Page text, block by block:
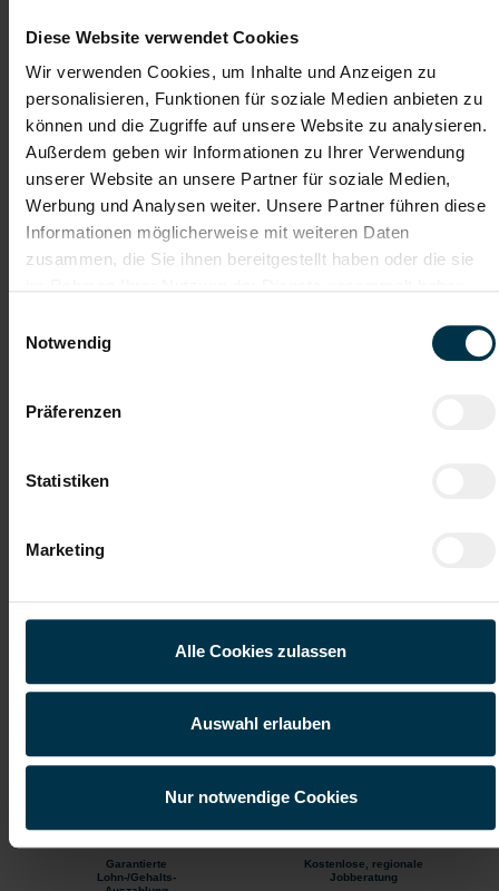
Diese Website verwendet Cookies
Wir verwenden Cookies, um Inhalte und Anzeigen zu
personalisieren, Funktionen für soziale Medien anbieten zu
können und die Zugriffe auf unsere Website zu analysieren.
Außerdem geben wir Informationen zu Ihrer Verwendung
unserer Website an unsere Partner für soziale Medien,
Werbung und Analysen weiter. Unsere Partner führen diese
Informationen möglicherweise mit weiteren Daten
zusammen, die Sie ihnen bereitgestellt haben oder die sie
Notwendig
Präferenzen
Statistiken
Marketing
Alle Cookies zulassen
Auswahl erlauben
Nur notwendige Cookies
Deine Aufgaben als Kfz-Techniker:in:
Durchführung von Wartungs-, Reparatur- und
Servicearbeiten an Spezialaufbauten in Korneuburg
Fehleranalyse sowie Diagnose und Behebung technischer
Störungen
Durchführung von Inspektionen gemäß Wartungsplänen,
Betriebsanleitungen und gesetzlichen Vorgaben
Serviceleistungen und Ersatzteilen
Dokumentation der durchgeführten Wartungs- und
Reparaturarbeiten
da während des Bewerbungs-
Prozesses
Garantierte
Lohn-/Gehalts-
Kostenlose, regionale
Jobberatung